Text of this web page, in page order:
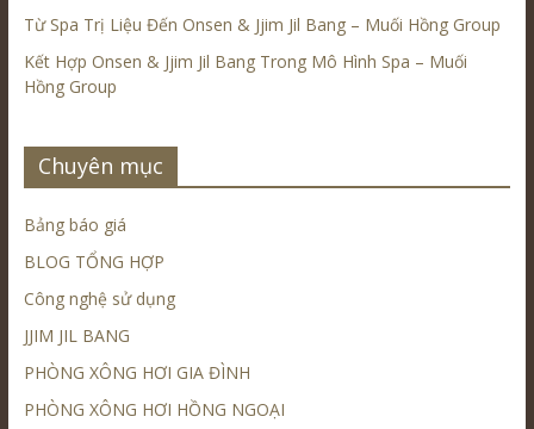
Từ Spa Trị Liệu Đến Onsen & Jjim Jil Bang – Muối Hồng Group
Kết Hợp Onsen & Jjim Jil Bang Trong Mô Hình Spa – Muối
Hồng Group
Chuyên mục
Bảng báo giá
BLOG TỔNG HỢP
Công nghệ sử dụng
JJIM JIL BANG
PHÒNG XÔNG HƠI GIA ĐÌNH
PHÒNG XÔNG HƠI HỒNG NGOẠI